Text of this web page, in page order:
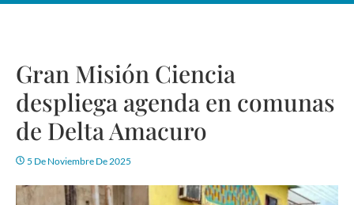
Gran Misión Ciencia
despliega agenda en comunas
de Delta Amacuro
5 De Noviembre De 2025